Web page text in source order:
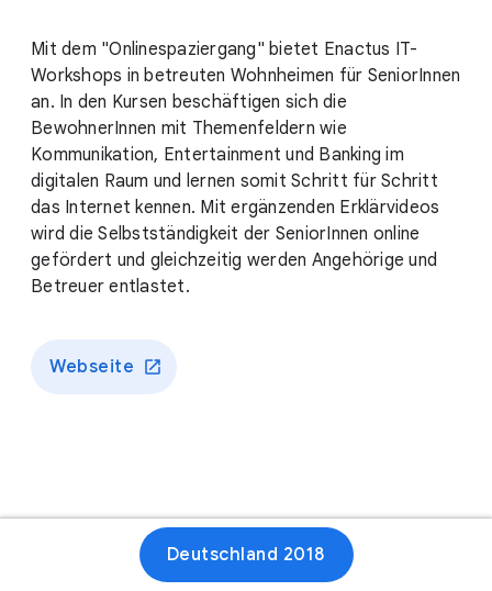
Mit dem "Onlinespaziergang" bietet Enactus IT-
Workshops in betreuten Wohnheimen für SeniorInnen
an. In den Kursen beschäftigen sich die
BewohnerInnen mit Themenfeldern wie
Kommunikation, Entertainment und Banking im
digitalen Raum und lernen somit Schritt für Schritt
das Internet kennen. Mit ergänzenden Erklärvideos
wird die Selbstständigkeit der SeniorInnen online
gefördert und gleichzeitig werden Angehörige und
Betreuer entlastet.
Webseite
Deutschland 2018